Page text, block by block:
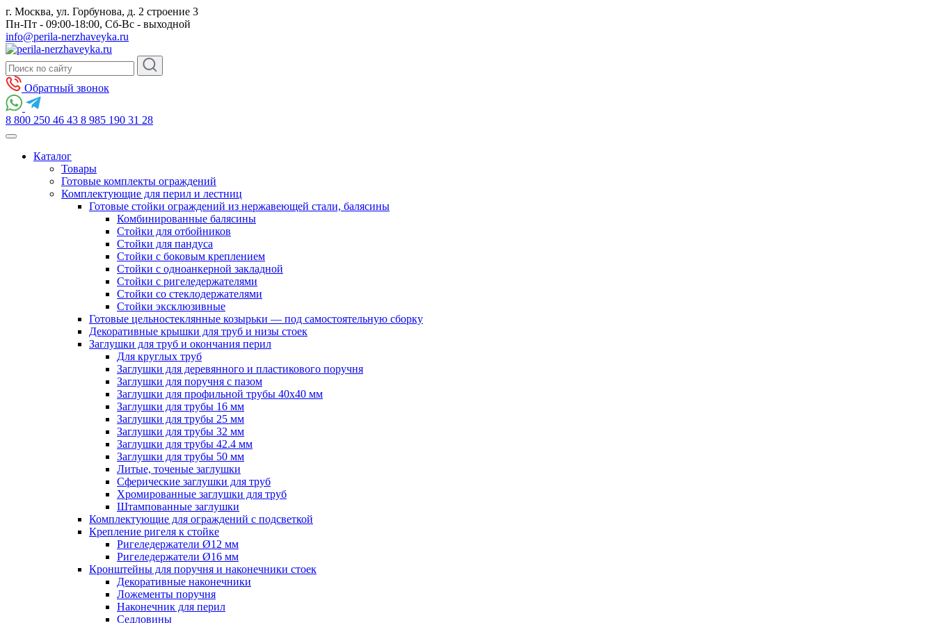
г. Москва, ул. Горбунова, д. 2 строение 3
Пн-Пт - 09:00-18:00, Сб-Вс - выходной
info@perila-nerzhaveyka.ru
Обратный звонок
8 800 250 46 43 8 985 190 31 28
Каталог
Товары
Готовые комплекты ограждений
Комплектующие для перил и лестниц
Готовые стойки ограждений из нержавеющей стали, балясины
Комбинированные балясины
Стойки для отбойников
Стойки для пандуса
Стойки с боковым креплением
Стойки с одноанкерной закладной
Стойки с ригеледержателями
Стойки со стеклодержателями
Стойки эксклюзивные
Готовые цельностеклянные козырьки — под самостоятельную сборку
Декоративные крышки для труб и низы стоек
Заглушки для труб и окончания перил
Для круглых труб
Заглушки для деревянного и пластикового поручня
Заглушки для поручня с пазом
Заглушки для профильной трубы 40х40 мм
Заглушки для трубы 16 мм
Заглушки для трубы 25 мм
Заглушки для трубы 32 мм
Заглушки для трубы 42.4 мм
Заглушки для трубы 50 мм
Литые, точеные заглушки
Сферические заглушки для труб
Хромированные заглушки для труб
Штампованные заглушки
Комплектующие для ограждений с подсветкой
Крепление ригеля к стойке
Ригеледержатели Ø12 мм
Ригеледержатели Ø16 мм
Кронштейны для поручня и наконечники стоек
Декоративные наконечники
Ложементы поручня
Наконечник для перил
Седловины